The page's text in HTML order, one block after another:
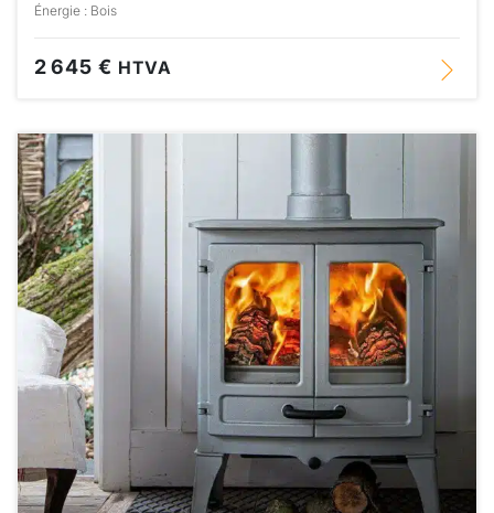
Énergie : Bois
2 645 € HTVA